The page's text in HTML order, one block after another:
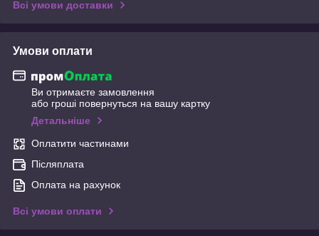
Всі умови доставки
Умови оплати
Ви отримаєте замовлення
або гроші повернуться на вашу картку
Детальніше
Оплатити частинами
Післяплата
Оплата на рахунок
Всі умови оплати